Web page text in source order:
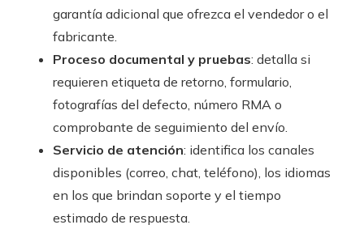
garantía adicional que ofrezca el vendedor o el
fabricante.
Proceso documental y pruebas: detalla si
requieren etiqueta de retorno, formulario,
fotografías del defecto, número RMA o
comprobante de seguimiento del envío.
Servicio de atención: identifica los canales
disponibles (correo, chat, teléfono), los idiomas
en los que brindan soporte y el tiempo
estimado de respuesta.